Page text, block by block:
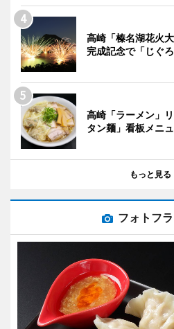
高崎「榛名湖花火
完成記念で「じぐろ
高崎「ラーメン」
タン麺」看板メニ
もっと見る
フォトフ